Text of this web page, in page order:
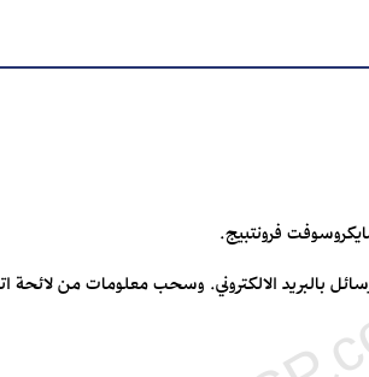
فرونتبيج.
بالبريد الالكتروني. وسحب معلومات من لائحة